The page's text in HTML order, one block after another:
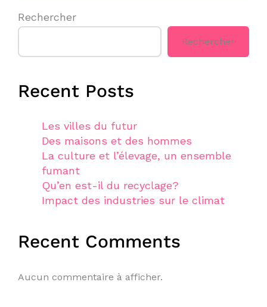
Rechercher
Rechercher
Recent Posts
Les villes du futur
Des maisons et des hommes
La culture et l’élevage, un ensemble
fumant
Qu’en est-il du recyclage?
Impact des industries sur le climat
Recent Comments
Aucun commentaire à afficher.